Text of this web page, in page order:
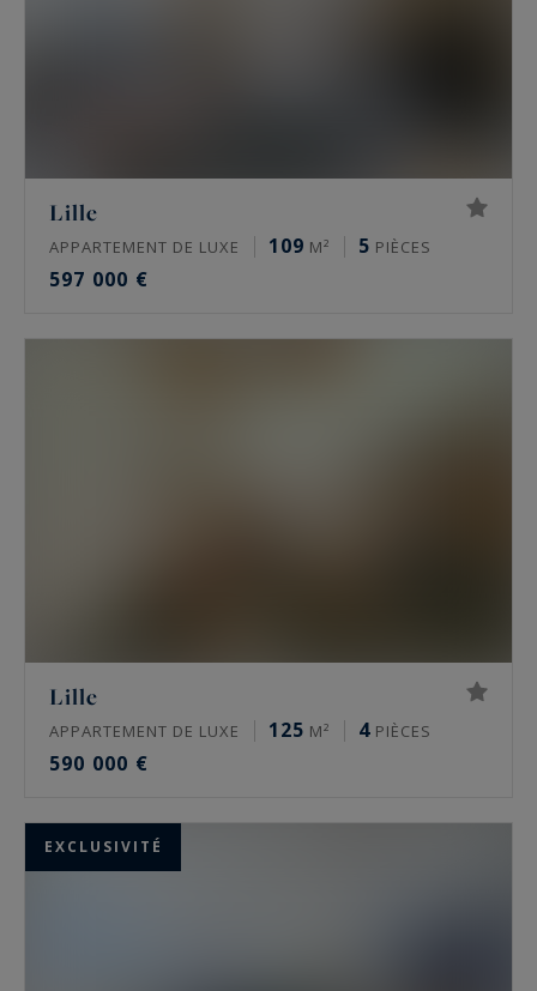
Lille
APPARTEMENT DE LUXE 109 M² 5 PIÈCES
597 000 €
Lille
APPARTEMENT DE LUXE 125 M² 4 PIÈCES
590 000 €
EXCLUSIVITÉ